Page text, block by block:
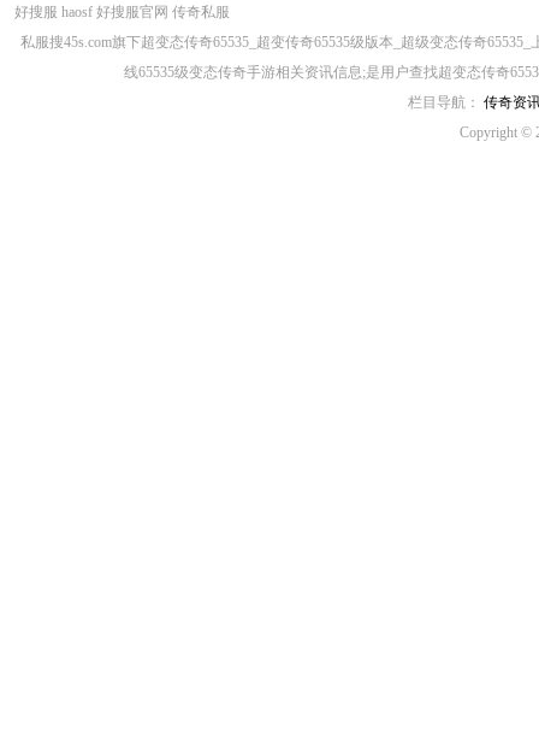
好搜服 haosf 好搜服官网 传奇私服
私服搜45s.com旗下超变态传奇65535_超变传奇65535级版本_超级变态传奇
线65535级变态传奇手游相关资讯信息;是用户查找超变态传奇
栏目导航： 传奇资
Copyright ©